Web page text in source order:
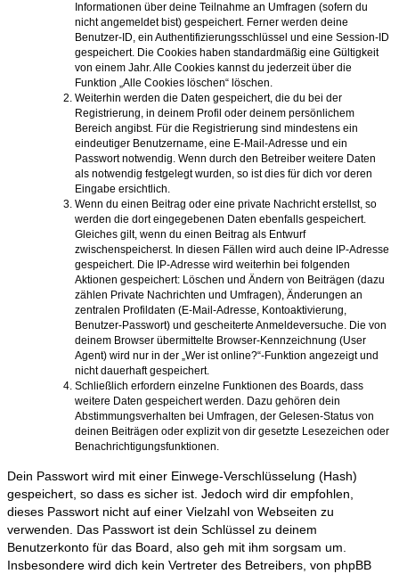
Informationen über deine Teilnahme an Umfragen (sofern du
nicht angemeldet bist) gespeichert. Ferner werden deine
Benutzer-ID, ein Authentifizierungsschlüssel und eine Session-ID
gespeichert. Die Cookies haben standardmäßig eine Gültigkeit
von einem Jahr. Alle Cookies kannst du jederzeit über die
Funktion „Alle Cookies löschen“ löschen.
Weiterhin werden die Daten gespeichert, die du bei der
Registrierung, in deinem Profil oder deinem persönlichem
Bereich angibst. Für die Registrierung sind mindestens ein
eindeutiger Benutzername, eine E-Mail-Adresse und ein
Passwort notwendig. Wenn durch den Betreiber weitere Daten
als notwendig festgelegt wurden, so ist dies für dich vor deren
Eingabe ersichtlich.
Wenn du einen Beitrag oder eine private Nachricht erstellst, so
werden die dort eingegebenen Daten ebenfalls gespeichert.
Gleiches gilt, wenn du einen Beitrag als Entwurf
zwischenspeicherst. In diesen Fällen wird auch deine IP-Adresse
gespeichert. Die IP-Adresse wird weiterhin bei folgenden
Aktionen gespeichert: Löschen und Ändern von Beiträgen (dazu
zählen Private Nachrichten und Umfragen), Änderungen an
zentralen Profildaten (E-Mail-Adresse, Kontoaktivierung,
Benutzer-Passwort) und gescheiterte Anmeldeversuche. Die von
deinem Browser übermittelte Browser-Kennzeichnung (User
Agent) wird nur in der „Wer ist online?“-Funktion angezeigt und
nicht dauerhaft gespeichert.
Schließlich erfordern einzelne Funktionen des Boards, dass
weitere Daten gespeichert werden. Dazu gehören dein
Abstimmungsverhalten bei Umfragen, der Gelesen-Status von
deinen Beiträgen oder explizit von dir gesetzte Lesezeichen oder
Benachrichtigungsfunktionen.
Dein Passwort wird mit einer Einwege-Verschlüsselung (Hash)
gespeichert, so dass es sicher ist. Jedoch wird dir empfohlen,
dieses Passwort nicht auf einer Vielzahl von Webseiten zu
verwenden. Das Passwort ist dein Schlüssel zu deinem
Benutzerkonto für das Board, also geh mit ihm sorgsam um.
Insbesondere wird dich kein Vertreter des Betreibers, von phpBB